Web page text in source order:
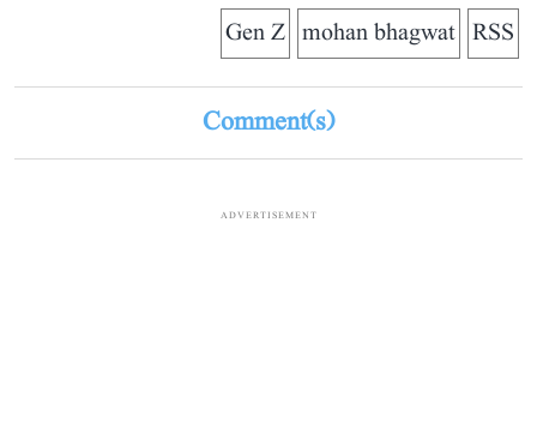
RSS
mohan bhagwat
Gen Z
Comment(s)
ADVERTISEMENT